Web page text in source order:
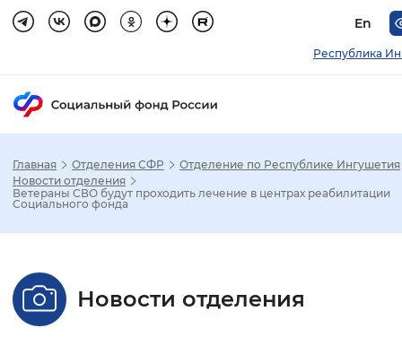
En
Республика
Стандартный Увеличенный
Главная Отделения СФР
Отделение по Республике Ингушетия
Новости отделения
Ветераны СВО будут проходить лечение в центрах реабилитации
Социального фонда
Новости отделения